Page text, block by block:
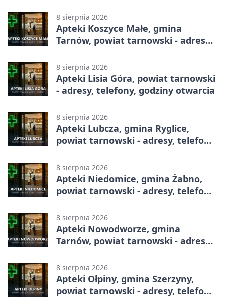
8 sierpnia 2026
Apteki Koszyce Małe, gmina
Tarnów, powiat tarnowski - adresy,
8 sierpnia 2026
Apteki Lisia Góra, powiat tarnowski
- adresy, telefony, godziny otwarcia
8 sierpnia 2026
Apteki Lubcza, gmina Ryglice,
powiat tarnowski - adresy, telefony,
8 sierpnia 2026
Apteki Niedomice, gmina Żabno,
powiat tarnowski - adresy, telefony,
8 sierpnia 2026
Apteki Nowodworze, gmina
Tarnów, powiat tarnowski - adresy,
8 sierpnia 2026
Apteki Ołpiny, gmina Szerzyny,
powiat tarnowski - adresy, telefony,